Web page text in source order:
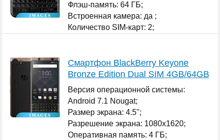
Флэш-память: 64 ГБ;
Встроенная камера: да ;
Количество SIM-карт: 2;
Смартфон BlackBerry Keyone
Bronze Edition Dual SIM 4GB/64GB
Версия операционной системы:
Android 7.1 Nougat;
Размер экрана: 4.5";
Разрешение экрана: 1080x1620;
Оперативная память: 4 ГБ;